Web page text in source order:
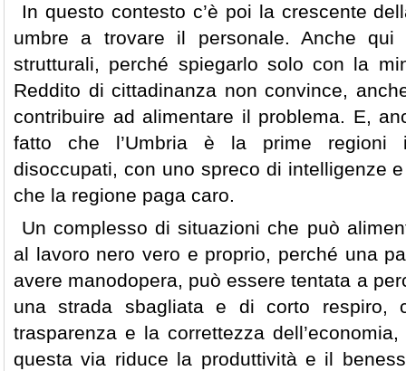
In questo contesto c’è poi la crescente
umbre a trovare il personale. Anche qui
strutturali, perché spiegarlo solo con la
Reddito di cittadinanza non convince,
contribuire ad alimentare il problema. E,
fatto che l’Umbria è la prime regioni
disoccupati, con uno spreco di intelligenze
che la regione paga caro.
Un complesso di situazioni che può
al lavoro nero vero e proprio, perché una
avere manodopera, può essere tentata a
una strada sbagliata e di corto respiro,
trasparenza e la correttezza
questa via riduce la produttività e il